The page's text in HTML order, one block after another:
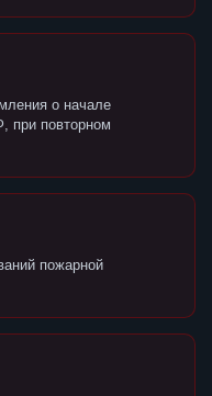
о начале
при повторном
пожарной